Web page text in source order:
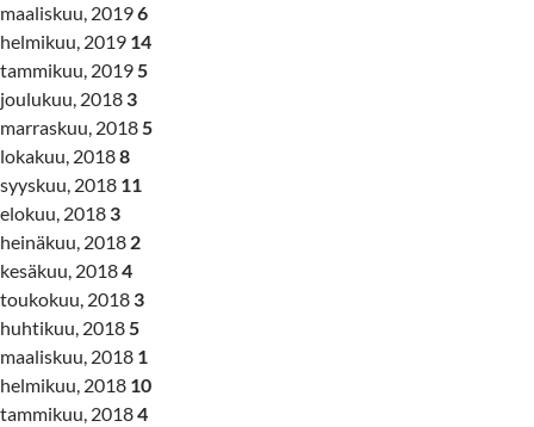
maaliskuu, 20196
helmikuu, 2019 14
tammikuu, 20195
joulukuu, 2018 3
marraskuu, 20185
lokakuu, 20188
syyskuu, 2018 11
elokuu, 2018 3
heinäkuu, 2018 2
kesäkuu, 20184
toukokuu, 2018 3
huhtikuu, 20185
maaliskuu, 2018 1
helmikuu, 2018 10
tammikuu, 20184